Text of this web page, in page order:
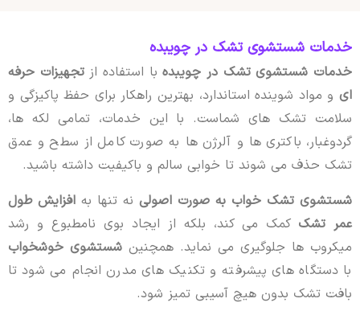
خدمات شستشوی تشک در چویبده
خدمات شستشوی تشک در چویبدهبا استفاده از تجهیزات حرفه
ایو مواد شوینده استاندارد، بهترین راهکار برای حفظ پاکیزگی و
سلامت تشک های شماست. با این خدمات، تمامی لکه ها،
گردوغبار، باکتری ها و آلرژن ها به صورت کامل از سطح و عمق
تشک حذف می شوند تا خوابی سالم و باکیفیت داشته باشید.
شستشوی تشک خواب به صورت اصولینه تنها به افزایش طول
عمر تشککمک می کند، بلکه از ایجاد بوی نامطبوع و رشد
میکروب ها جلوگیری می نماید. همچنین شستشوی خوشخواب
با دستگاه های پیشرفته و تکنیک های مدرن انجام می شود تا
بافت تشک بدون هیچ آسیبی تمیز شود.